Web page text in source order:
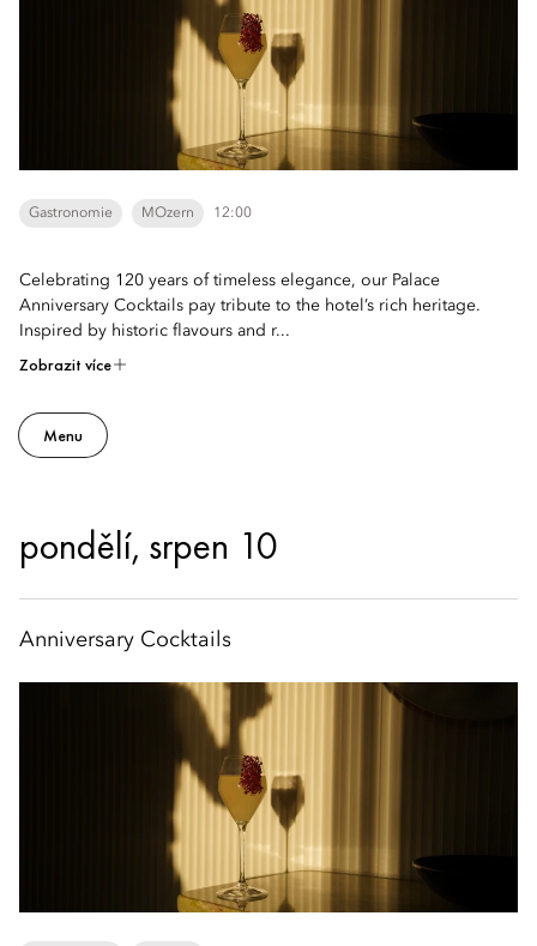
Gastronomie MOzern 12:00
Celebrating 120 years of timeless elegance, our Palace
Anniversary Cocktails pay tribute to the hotel’s rich heritage.
Inspired by historic flavours and r...
Zobrazit více
Menu
pondělí, srpen 10
Anniversary Cocktails